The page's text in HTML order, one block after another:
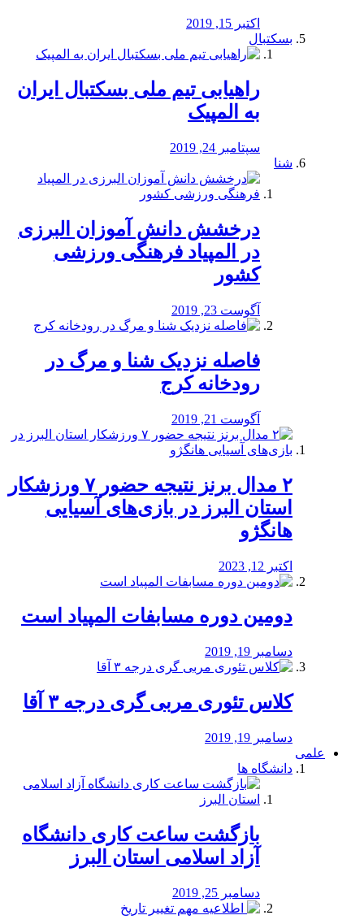
اکتبر 15, 2019
بسکتبال
راهیابی تیم ملی بسکتبال ایران
به المپیک
سپتامبر 24, 2019
شنا
درخشش دانش آموزان البرزی
در المپیاد فرهنگی ورزشی
کشور
آگوست 23, 2019
️فاصله نزدیک شنا و مرگ در
رودخانه کرج
آگوست 21, 2019
۲ مدال برنز نتیجه حضور ۷ ورزشکار
استان البرز در بازی‌های آسیایی
هانگژو
اکتبر 12, 2023
دومین دوره مسابفات المپیاد است
دسامبر 19, 2019
کلاس تئوری مربی گری درجه ۳ آقا
دسامبر 19, 2019
علمی
دانشگاه ها
بازگشت ساعت کاری دانشگاه
آزاد اسلامی استان البرز
دسامبر 25, 2019